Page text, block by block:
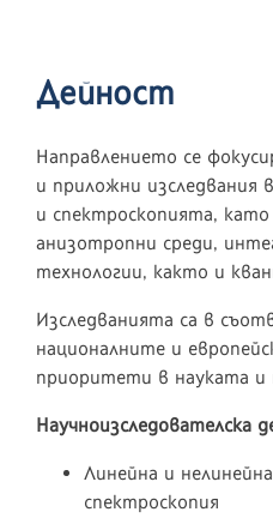
Дейност
Направлението се
и приложни
и спектроскопията,
анизотропни среди,
технологии, както и
Изследванията са в
националните и
приоритети в науката и
Научноизследователска
Линейна и
спектроскопия